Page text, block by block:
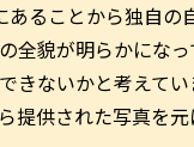
あることから独自
全貌が明らかにな
きないかと考えて
んから提供